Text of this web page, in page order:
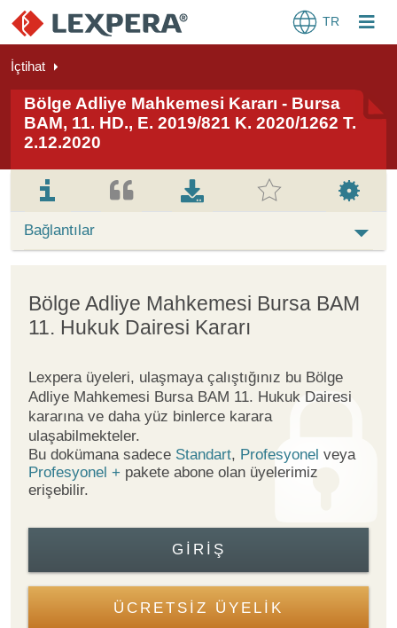
TR
İçtihat
Bölge Adliye Mahkemesi Kararı - Bursa
BAM, 11. HD., E. 2019/821 K. 2020/1262 T.
2.12.2020
Bağlantılar
Bölge Adliye Mahkemesi Bursa BAM
11. Hukuk Dairesi Kararı
Lexpera üyeleri, ulaşmaya çalıştığınız bu Bölge
Adliye Mahkemesi Bursa BAM 11. Hukuk Dairesi
kararına ve daha yüz binlerce karara
ulaşabilmekteler.
Bu dokümana sadece Standart, Profesyonel veya
Profesyonel + pakete abone olan üyelerimiz
erişebilir.
GIRIŞ
ÜCRETSİZ ÜYELİK